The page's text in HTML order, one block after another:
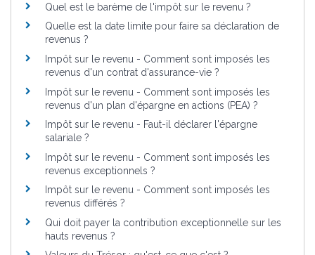
Quel est le barème de l'impôt sur le revenu ?
Quelle est la date limite pour faire sa déclaration de
revenus ?
Impôt sur le revenu - Comment sont imposés les
revenus d'un contrat d'assurance-vie ?
Impôt sur le revenu - Comment sont imposés les
revenus d'un plan d'épargne en actions (PEA) ?
Impôt sur le revenu - Faut-il déclarer l'épargne
salariale ?
Impôt sur le revenu - Comment sont imposés les
revenus exceptionnels ?
Impôt sur le revenu - Comment sont imposés les
revenus différés ?
Qui doit payer la contribution exceptionnelle sur les
hauts revenus ?